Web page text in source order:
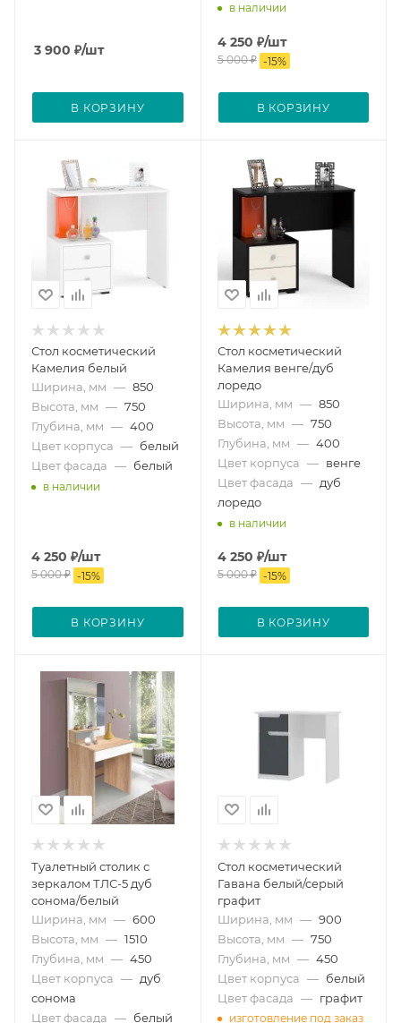
3 900 ₽/шт
В КОРЗИНУ
в наличии
4 250 ₽/шт
5 000₽ -15%
В КОРЗИНУ
Стол косметический
Камелия белый
Ширина, мм — 850
Высота, мм — 750
Глубина, мм — 400
Цвет корпуса — белый
Цвет фасада — белый
в наличии
4 250 ₽/шт
5 000₽ -15%
В КОРЗИНУ
Стол косметический
Камелия венге/дуб
лоредо
Ширина, мм — 850
Высота, мм — 750
Глубина, мм — 400
Цвет корпуса — венге
Цвет фасада — дуб
лоредо
в наличии
4 250 ₽/шт
5 000₽ -15%
В КОРЗИНУ
Туалетный столик с
зеркалом ТЛС-5 дуб
сонома/белый
Ширина, мм — 600
Высота, мм — 1510
Глубина, мм — 450
Цвет корпуса — дуб
сонома
Цвет фасада — белый
Стол косметический
Гавана белый/серый
графит
Ширина, мм — 900
Высота, мм — 750
Глубина, мм — 450
Цвет корпуса — белый
Цвет фасада — графит
изготовление под заказ